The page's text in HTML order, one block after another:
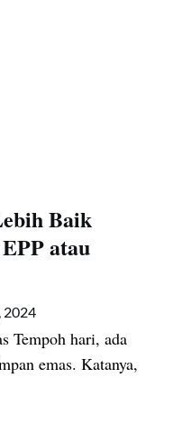
Baik
atau
2024
Tempoh hari, ada
emas. Katanya,